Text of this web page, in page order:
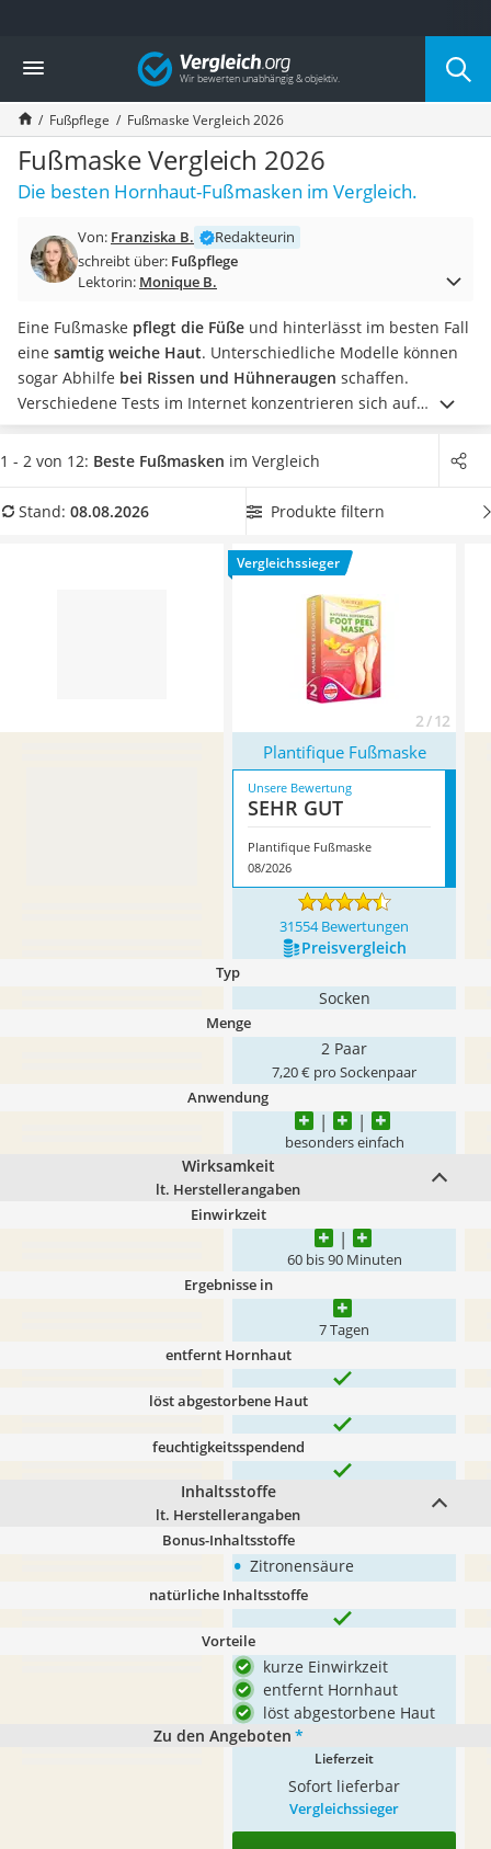
Die beliebtesten Vergleiche nach Kategorie
Drogerie
Inhalator
Haarschneider
Rollator
Braun Rasierer
Katzenklappe (Chip)
Masturbator
Massagepistole
Reisehaartrockner
Eiweißpulver
Magnesiumpräparat
Katzenklappe
Nackenmassagegerät
Zeckenschutz Katze
Philips-Sonicare-Zahnbürste
Vergleich
Fußpflege Fußmaske Vergleich 2026
Fußmaske Vergleich 2026
Die besten Hornhaut-Fußmasken im Vergleich.
Von: Franziska B.
Redakteurin
schreibt über: Fußpflege
Lektorin: Monique B.
Eine Fußmaske pflegt die Füße und hinterlässt im besten Fall
eine samtig weiche Haut. Unterschiedliche Modelle können
sogar Abhilfe bei Rissen und Hühneraugen schaffen.
Verschiedene Tests im Internet konzentrieren sich auf
Fußmasken, dieFeuchtigkeit spendenund gleichzeitig
abgestorbene Haut entfernensowieHornhaut lösen
. Finden
mitnatürlichen Inhaltsstoffen
angereichert sind. Überzeugt
mit seinen Eigenschaften.
1 - 2 von 12: Beste Fußmasken im Vergleich
Stand: 08.08.2026 Produkte filtern
Vergleichssieger
2 / 12
Plantifique Fußmaske
Unsere Bewertung
SEHR GUT
Plantifique Fußmaske
08/2026
31554 Bewertungen
Preis­vergleich
Typ
Socken
Menge
2 Paar
7,20 € pro Sockenpaar
Anwendung
besonders einfach
Wirksamkeit
lt. Herstellerangaben
Einwirkzeit
60 bis 90 Minuten
Ergebnisse in
7 Tagen
entfernt Hornhaut
löst abgestorbene Haut
feuchtigkeitsspendend
Inhaltsstoffe
lt. Herstellerangaben
Bonus-Inhaltsstoffe
• Zitronensäure
natürliche Inhaltsstoffe
Vorteile
kurze Einwirkzeit
entfernt Hornhaut
löst abgestorbene Haut
Zu den Angeboten *
Lieferzeit
Sofort lieferbar
Vergleichssieger